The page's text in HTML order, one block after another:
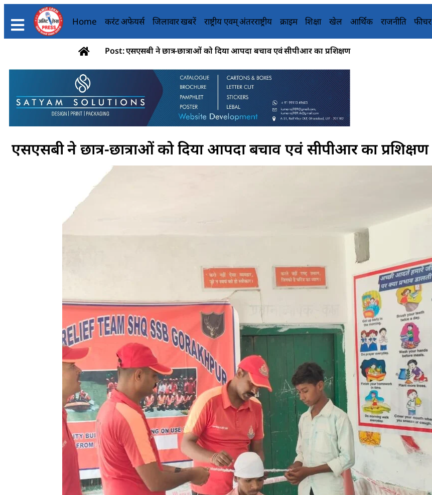
Home करंट अफेयर्स जिलावार खबरें राष्ट्रीय एवम् अंतरराष्ट्रीय क्राइम शिक्षा खेल आर्थिक राजनीति फीचर
Post: एसएसबी ने छात्र-छात्राओं को दिया आपदा बचाव एवं सीपीआर का प्रशिक्षण
एसएसबी ने छात्र-छात्राओं को दिया आपदा बचाव एवं सीपीआर का प्रशिक्षण